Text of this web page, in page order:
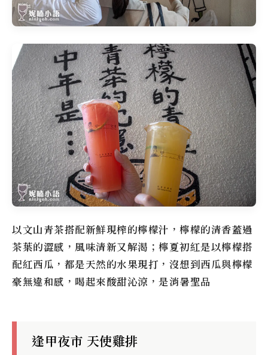
以文山青茶搭配新鮮現榨的檸檬汁，檸檬的清香蓋過
茶葉的澀感，風味清新又解渴；檸夏初紅是以檸檬搭
配紅西瓜，都是天然的水果現打，沒想到西瓜與檸檬
豪無違和感，喝起來酸甜沁涼，是消暑聖品
逢甲夜市 天使雞排